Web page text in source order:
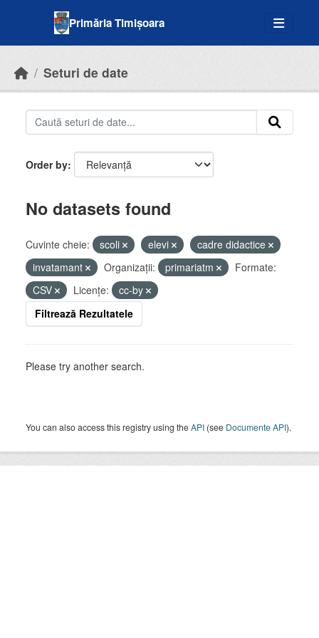
Primăria Timișoara
Seturi de date
Order by
No datasets found
Cuvinte cheie: scoli elevi
cadre didactice
invatamant
Organizații: primariatm
Formate:
CSV
Licenţe:
cc-by
Filtrează Rezultatele
Please try another search.
You can also access this registry using theAPI (see Documente API).